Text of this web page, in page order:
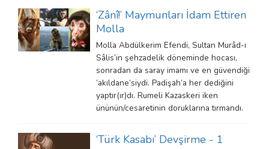
‘Zânî!’ Maymunları İdam Ettiren
Molla
Molla Abdülkerim Efendi, Sultan Murâd-ı
Sâlis’in şehzadelik döneminde hocası,
sonradan da saray imamı ve en güvendiği
‘akıldane’siydi. Padişah’a her dediğini
yaptır(ır)dı. Rumeli Kazaskeri iken
ününün/cesaretinin doruklarına tırmandı.
‘Türk Kasabı’ Devşirme - 1